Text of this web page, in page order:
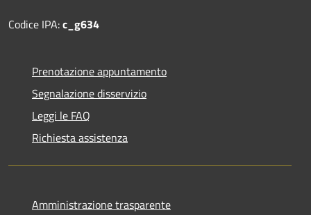
Codice IPA:c_g634
Prenotazione appuntamento
Segnalazione disservizio
Leggi le FAQ
Richiesta assistenza
Amministrazione trasparente